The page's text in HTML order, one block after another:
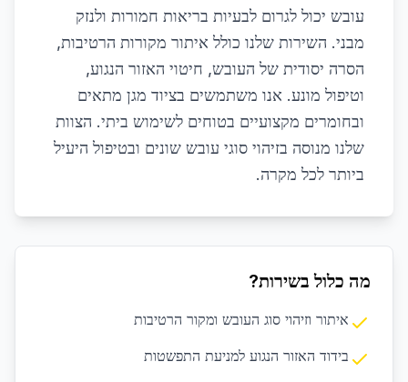
עובש יכול לגרום לבעיות בריאות חמורות ולנזק
מבני. השירות שלנו כולל איתור מקורות הרטיבות,
הסרה יסודית של העובש, חיטוי האזור הנגוע,
וטיפול מונע. אנו משתמשים בציוד מגן מתאים
ובחומרים מקצועיים בטוחים לשימוש ביתי. הצוות
שלנו מנוסה בזיהוי סוגי עובש שונים ובטיפול היעיל
ביותר לכל מקרה.
מה כלול בשירות?
איתור וזיהוי סוג העובש ומקור הרטיבות
בידוד האזור הנגוע למניעת התפשטות